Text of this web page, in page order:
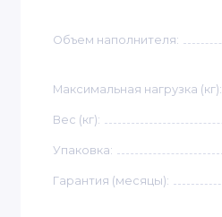
Объем наполнителя:
Максимальная нагрузка (кг):
Вес (кг):
Упаковка:
Гарантия (месяцы):